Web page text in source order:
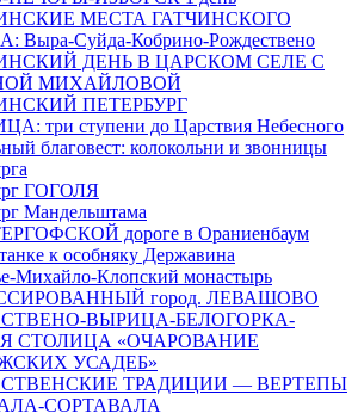
МЕСТА ГАТЧИНСКОГО
Выра-Суйда-Кобрино-Рождествено
ДЕНЬ В ЦАРСКОМ СЕЛЕ С
МИХАЙЛОВОЙ
ПЕТЕРБУРГ
три ступени до Царствия Небесного
благовест: колокольни и звонницы
ГОГОЛЯ
Мандельштама
дороге в Ораниенбаум
к особняку Державина
Михайло-Клопский монастырь
город. ЛЕВАШОВО
ВЫРИЦА-БЕЛОГОРКА-
СТОЛИЦА «ОЧАРОВАНИЕ
УСАДЕБ»
ТРАДИЦИИ — ВЕРТЕПЫ
СОРТАВАЛА